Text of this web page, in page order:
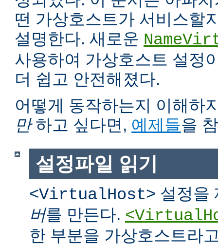
떤 가상호스트가 서비스할
설명한다. 새로운
사용하여 가상호스트 설정
더 쉽고 안전해졌다.
어떻게 동작하는지 이해하
만하고 싶다면, 예제들을
설정파일 읽기
<VirtualHost> 설정을
버를 만든다.
한 부분을 가상호스트라